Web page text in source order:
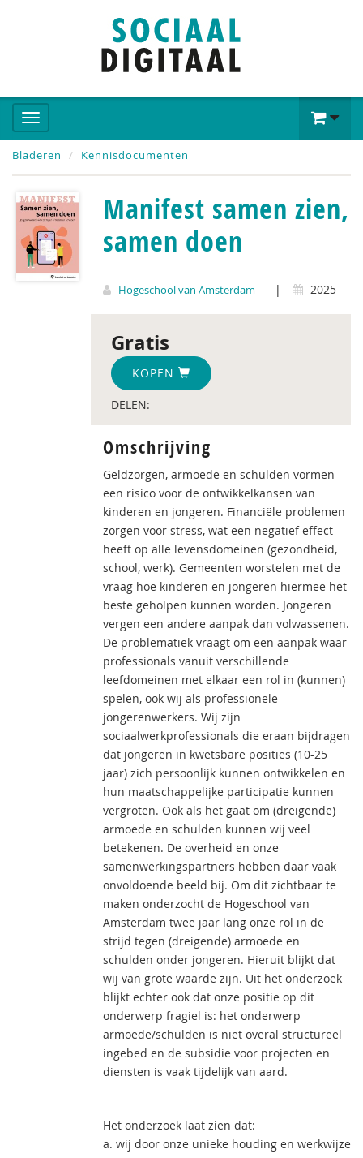
Bladeren Kennisdocumenten
Manifest samen zien,
samen doen
Hogeschool van Amsterdam | 2025
Gratis
KOPEN
DELEN:
Omschrijving
Geldzorgen, armoede en schulden vormen
een risico voor de ontwikkelkansen van
kinderen en jongeren. Financiële problemen
zorgen voor stress, wat een negatief effect
heeft op alle levensdomeinen (gezondheid,
school, werk). Gemeenten worstelen met de
vraag hoe kinderen en jongeren hiermee het
beste geholpen kunnen worden. Jongeren
vergen een andere aanpak dan volwassenen.
De problematiek vraagt om een aanpak waar
professionals vanuit verschillende
leefdomeinen met elkaar een rol in (kunnen)
spelen, ook wij als professionele
jongerenwerkers. Wij zijn
sociaalwerkprofessionals die eraan bijdragen
dat jongeren in kwetsbare posities (10-25
jaar) zich persoonlijk kunnen ontwikkelen en
hun maatschappelijke participatie kunnen
vergroten. Ook als het gaat om (dreigende)
armoede en schulden kunnen wij veel
betekenen. De overheid en onze
samenwerkingspartners hebben daar vaak
onvoldoende beeld bij. Om dit zichtbaar te
maken onderzocht de Hogeschool van
Amsterdam twee jaar lang onze rol in de
strijd tegen (dreigende) armoede en
schulden onder jongeren. Hieruit blijkt dat
wij van grote waarde zijn. Uit het onderzoek
blijkt echter ook dat onze positie op dit
onderwerp fragiel is: het onderwerp
armoede/schulden is niet overal structureel
ingebed en de subsidie voor projecten en
diensten is vaak tijdelijk van aard.
Het onderzoek laat zien dat:
a. wij door onze unieke houding en werkwijze